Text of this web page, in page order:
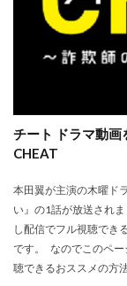
チート ドラマ動画
CHEAT
本田翼が主演の木曜ド
い』の1話が放送され
し配信でフル視聴でき
です。 なのでこのペー
聴できるおススメの方